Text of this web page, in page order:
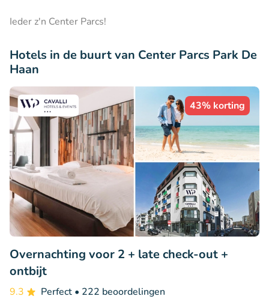
Ieder z'n Center Parcs!
Hotels in de buurt van Center Parcs Park De
Haan
43% korting
Overnachting voor 2 + late check-out +
ontbijt
9.3 Perfect • 222 beoordelingen